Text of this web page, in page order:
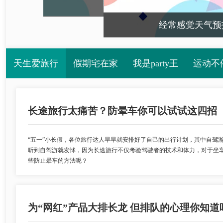
经常感觉天气
天生爱旅行 假期宅在家 我是party王 运动不
长途旅行太痛苦？防晕车你可以试试这四招
“五一”小长假，各位旅行达人早早就安排好了自己的出行计划，其中自
听到自驾游就发怵，因为长途旅行不仅考验驾驶者的技术和体力，对于
些防止晕车的方法呢？
为“网红”产品大排长龙 但排队的心理你知道